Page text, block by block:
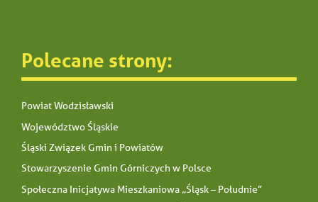
Polecane strony:
Powiat Wodzisławski
Województwo Śląskie
Śląski Związek Gmin i Powiatów
Stowarzyszenie Gmin Górniczych w Polsce
Społeczna Inicjatywa Mieszkaniowa „Śląsk – Południe”